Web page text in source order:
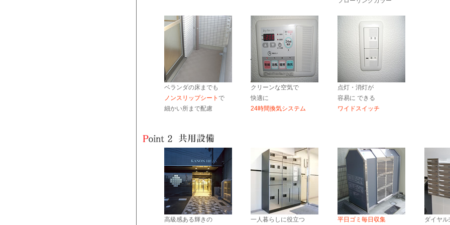
ベランダの床までも
ノンスリップシート で
細かい所まで配慮
クリーンな空気で
快適に
24時間換気システム
点灯・消灯が
容易に できる
ワイドスイッチ
高級感ある輝きの 一人暮らしに役立つ 平日ゴミ毎日収集 ダイヤル